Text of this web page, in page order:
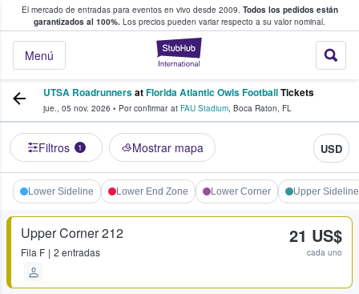
El mercado de entradas para eventos en vivo desde 2009. Todos los pedidos están
garantizados al 100%. Los precios pueden variar respecto a su valor nominal.
StubHub:
Menú
y venta de entradas entre fans
UTSA RoadrunnersatFlorida Atlantic Owls FootballTickets
jue., 05 nov. 2026 • Por confirmar at FAU Stadium, Boca Raton, FL
Filtros 1 Mostrar mapa USD
Lower Sideline Lower End Zone Lower Corner Upper Sideline
Upper Corner 212
Fila F 2 entradas
21 US$
cada uno